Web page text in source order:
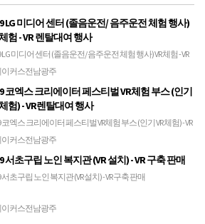
LG 미디어 센터 (졸음운전/ 음주운전 체험 행사)
험 - VR 렌탈대여 행사
LG 미디어 센터 (졸음운전/ 음주운전 체험 행사) VR 체험 - VR
여 행사
이커스전남광주
코엑스 크리에이터 페스티벌 VR체험 부스 (인기
험) - VR렌탈대여 행사
코엑스 크리에이터 페스티벌 VR체험 부스 (인기 VR 체험) - VR
여 행사
이커스전남광주
서초구립 노인 복지관 (VR 설치) - VR 구축 판매
서초구립 노인 복지관 (VR 설치) - VR 구축 판매
이커스전남광주